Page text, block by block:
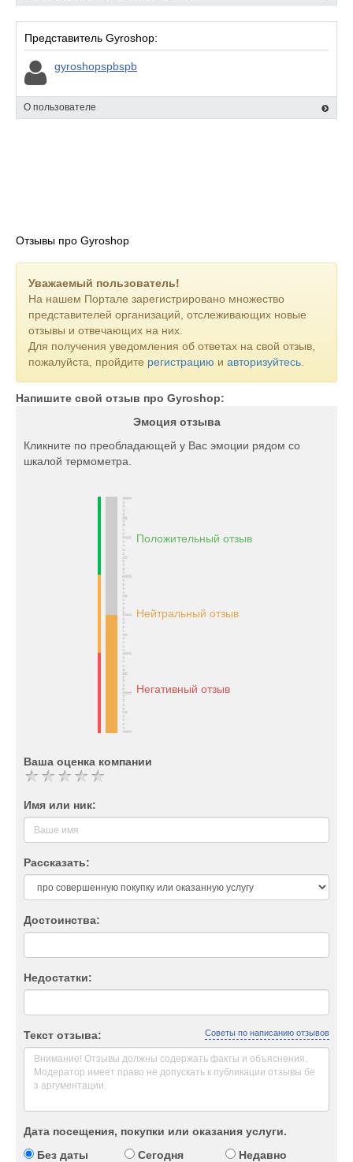
Представитель Gyroshop:
gyroshopspbspb
О пользователе
Отзывы про Gyroshop
Уважаемый пользователь!
На нашем Портале зарегистрировано множество
представителей организаций, отслеживающих новые
отзывы и отвечающих на них.
Для получения уведомления об ответах на свой отзыв,
пожалуйста, пройдите регистрацию и авторизуйтесь
Напишите свой отзыв про Gyroshop:
Эмоция отзыва
Кликните по преобладающей у Вас эмоции рядом со
шкалой термометра.
Положительный отзыв
Нейтральный отзыв
Негативный отзыв
Ваша оценка компании
Имя или ник:
Рассказать:
Достоинства:
Недостатки:
Текст отзыва: Советы по написанию отзывов
Дата посещения, покупки или оказания услуги.
Без даты
Сегодня
Недавно